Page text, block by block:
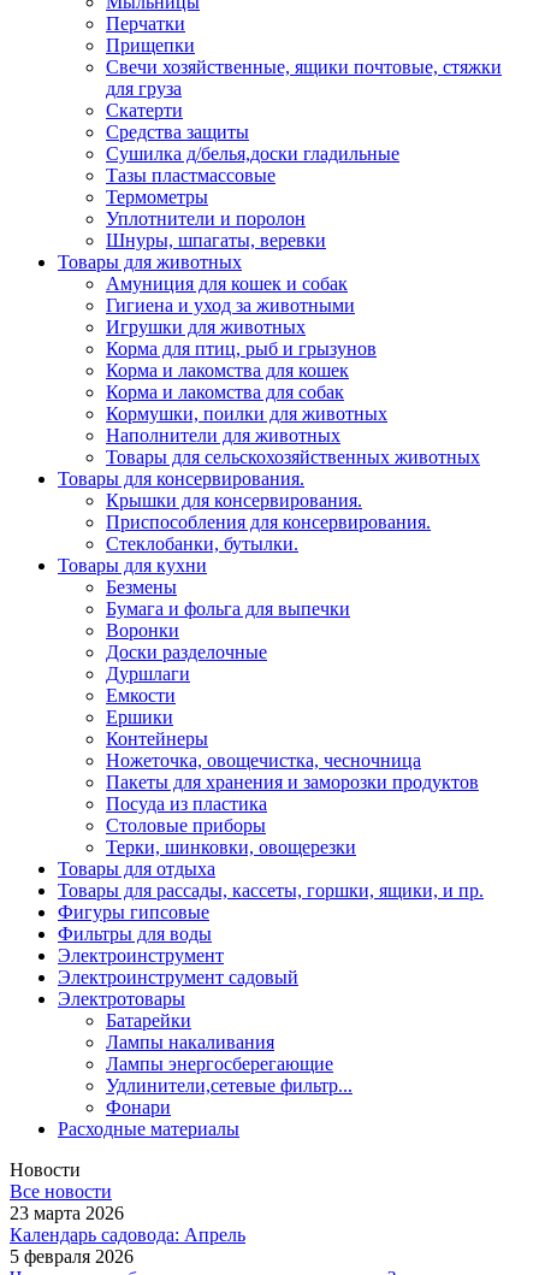
Перчатки
Прищепки
Свечи хозяйственные, ящики почтовые, стяжки
для груза
Скатерти
Средства защиты
Сушилка д/белья,доски гладильные
Тазы пластмассовые
Термометры
Уплотнители и поролон
Шнуры, шпагаты, веревки
Товары для животных
Амуниция для кошек и собак
Гигиена и уход за животными
Игрушки для животных
Корма для птиц, рыб и грызунов
Корма и лакомства для кошек
Корма и лакомства для собак
Кормушки, поилки для животных
Наполнители для животных
Товары для сельскохозяйственных животных
Товары для консервирования.
Крышки для консервирования.
Приспособления для консервирования.
Стеклобанки, бутылки.
Товары для кухни
Безмены
Бумага и фольга для выпечки
Воронки
Доски разделочные
Дуршлаги
Емкости
Ершики
Контейнеры
Ножеточка, овощечистка, чесночница
Пакеты для хранения и заморозки продуктов
Посуда из пластика
Столовые приборы
Терки, шинковки, овощерезки
Товары для отдыха
Товары для рассады, кассеты, горшки, ящики, и пр.
Фигуры гипсовые
Фильтры для воды
Электроинструмент
Электроинструмент садовый
Электротовары
Батарейки
Лампы накаливания
Лампы энергосберегающие
Удлинители,сетевые фильтр...
Фонари
Расходные материалы
Новости
Все новости
23 марта 2026
Календарь садовода: Апрель
5 февраля 2026